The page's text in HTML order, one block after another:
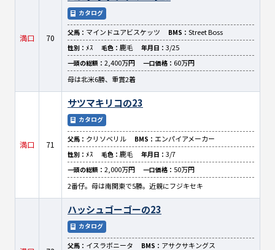
満口 70
カタログ
父馬： マインドユアビスケッツ BMS： Street Boss
性別： ﾒｽ 毛色： 鹿毛 年月日： 3/25
一頭の総額： 2,400万円 一口価格： 60万円
母は北米6勝、重賞2着
満口 71
サツマキリコの23
カタログ
父馬： クリソベリル BMS： エンパイアメーカー
性別： ﾒｽ 毛色： 鹿毛 年月日： 3/7
一頭の総額： 2,000万円 一口価格： 50万円
2番仔。母は南関東で5勝。近親にフジキセキ
ハッシュゴーゴーの23
カタログ
父馬： イスラボニータ BMS： アサクサキングス